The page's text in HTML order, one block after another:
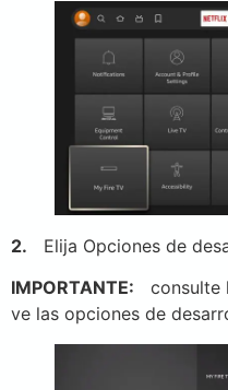
2. Elija Opciones de
IMPORTANTE: consulte
ve las opciones de